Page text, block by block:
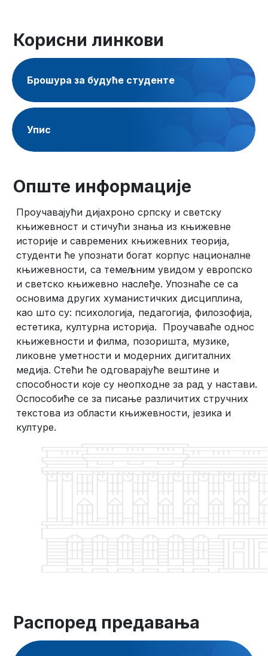
Корисни линкови
Брошура за будуће студенте
Упис
Опште информације
Проучавајући дијахроно српску и светску
књижевност и стичући знања из књижевне
историје и савремених књижевних теорија,
студенти ће упознати богат корпус националне
књижевности, са темељним увидом у европско
и светско књижевно наслеђе. Упознаће се са
основима других хуманистичких дисциплина,
као што су: психологија, педагогија, филозофија,
естетика, културна историја. Проучаваће однос
књижевности и филма, позоришта, музике,
ликовне уметности и модерних дигиталних
медија. Стећи ће одговарајуће вештине и
способности које су неопходне за рад у настави.
Оспособиће се за писање различитих стручних
текстова из области књижевности, језика и
културе.
Распоред предавања